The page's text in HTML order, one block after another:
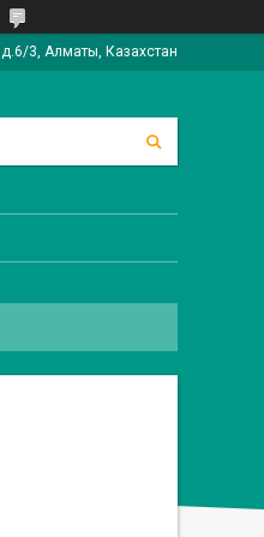
3, Алматы, Казахстан